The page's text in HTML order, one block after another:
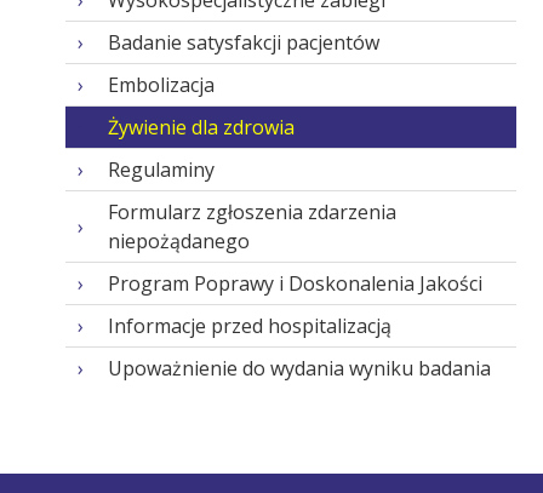
Badanie satysfakcji pacjentów
Embolizacja
Żywienie dla zdrowia
Regulaminy
Formularz zgłoszenia zdarzenia
niepożądanego
Program Poprawy i Doskonalenia Jakości
Informacje przed hospitalizacją
Upoważnienie do wydania wyniku badania